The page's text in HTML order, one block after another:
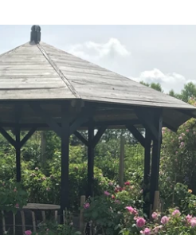
indtaste minimum
resultater
søge i hele vores katalog af
produkter og åbne